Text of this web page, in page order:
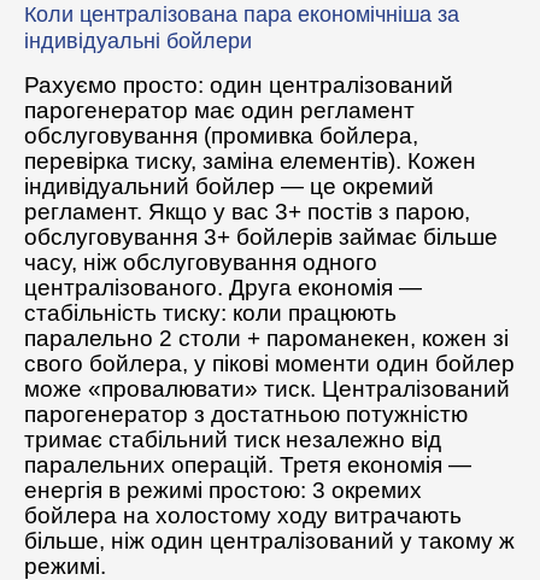
Коли централізована пара економічніша за
індивідуальні бойлери
Рахуємо просто: один централізований
парогенератор має один регламент
обслуговування (промивка бойлера,
перевірка тиску, заміна елементів). Кожен
індивідуальний бойлер — це окремий
регламент. Якщо у вас 3+ постів з парою,
обслуговування 3+ бойлерів займає більше
часу, ніж обслуговування одного
централізованого. Друга економія —
стабільність тиску: коли працюють
паралельно 2 столи + пароманекен, кожен зі
свого бойлера, у пікові моменти один бойлер
може «провалювати» тиск. Централізований
парогенератор з достатньою потужністю
тримає стабільний тиск незалежно від
паралельних операцій. Третя економія —
енергія в режимі простою: 3 окремих
бойлера на холостому ходу витрачають
більше, ніж один централізований у такому ж
режимі.